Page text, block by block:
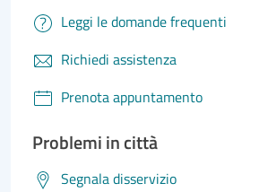
Leggi le domande frequenti
Richiedi assistenza
Prenota appuntamento
Problemi in città
Segnala disservizio